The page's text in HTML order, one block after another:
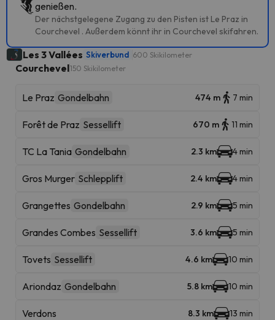
genießen.
Der nächstgelegene Zugang zu den Pisten ist Le Praz in
Courchevel . Außerdem könnt ihr in Courchevel skifahren.
Les 3 Vallées Skiverbund 600 Skikilometer
Courchevel150 Skikilometer
Le Praz Gondelbahn 474 m 7 min
Forêt de Praz Sessellift 670 m 11 min
TC La Tania Gondelbahn 2.3 km 4 min
Gros Murger Schlepplift 2.4 km 4 min
Grangettes Gondelbahn 2.9 km 5 min
Grandes Combes Sessellift 3.6 km 5 min
Tovets Sessellift 4.6 km 10 min
Ariondaz Gondelbahn 5.8 km 10 min
Verdons 8.3 km 13 min